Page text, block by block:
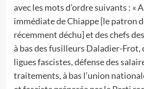
avec les mots d’ordre suivants : «
immédiate de Chiappe [le patron
récemment déchu] et des chefs
à bas des fusilleurs Daladier-Frot,
ligues fascistes, défense des
traitements, à bas l’union